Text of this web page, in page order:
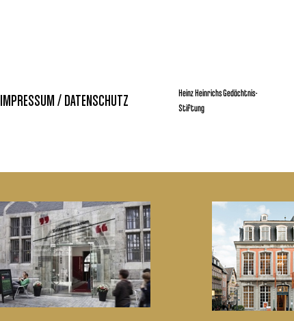
IMPRESSUM / DATENSCHUTZ
Heinz Heinrichs Gedächtnis-
Stiftung